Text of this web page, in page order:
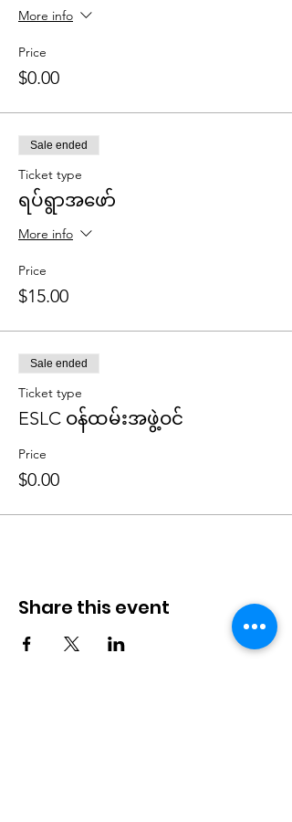
More info
Price
$0.00
Sale ended
Ticket type
ရပ်ရွာအဖော်
More info
Price
$15.00
Sale ended
Ticket type
ESLC ဝန်ထမ်းအဖွဲ့ဝင်
Price
$0.00
Share this event